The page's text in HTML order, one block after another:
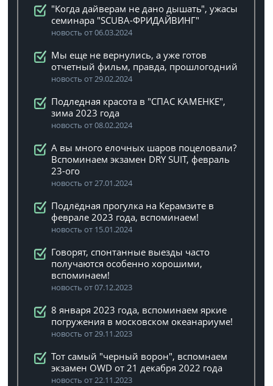
"Когда дайверам не дано дышать", ужасы
семинара "SCUBA-ФРИДАЙВИНГ"
новость от 06.03.2024
Мы еще не вернулись, а уже готов
отчетный фильм, правда, прошлогодний
новость от 29.02.2024
Подледная красота в "СПАС КАМЕНКЕ",
зима 2023 года
новость от 08.02.2024
А вы много елочных шаров поцеловали?
Вспоминаем экзамен DRY SUIT, февраль
23-ого
новость от 27.01.2024
Подлёдная прогулка на Керамзите в
феврале 2023 года, вспоминаем!
новость от 15.01.2024
Говорят, спонтанные выезды часто
получаются особенно хорошими,
вспоминаем!
новость от 07.12.2023
8 января 2023 года, вспоминаем яркие
погружения в московском океанариуме!
новость от 29.11.2023
Тот самый "черный ворон", вспомнаем
экзамен OWD от 21 декабря 2022 года
новость от 22.11.2023